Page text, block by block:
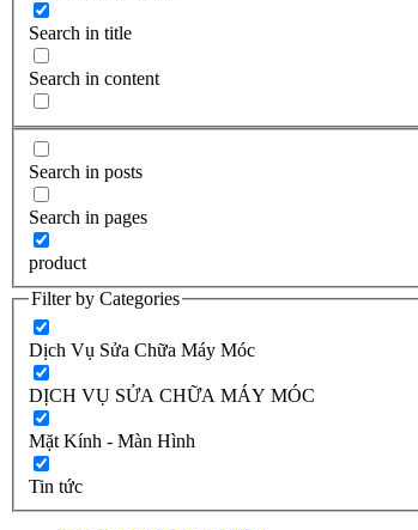
Search in title
Search in content
Search in posts
Search in pages
product
Filter by Categories
Dịch Vụ Sửa Chữa Máy Móc
DỊCH VỤ SỬA CHỮA MÁY MÓC
Mặt Kính - Màn Hình
Tin tức